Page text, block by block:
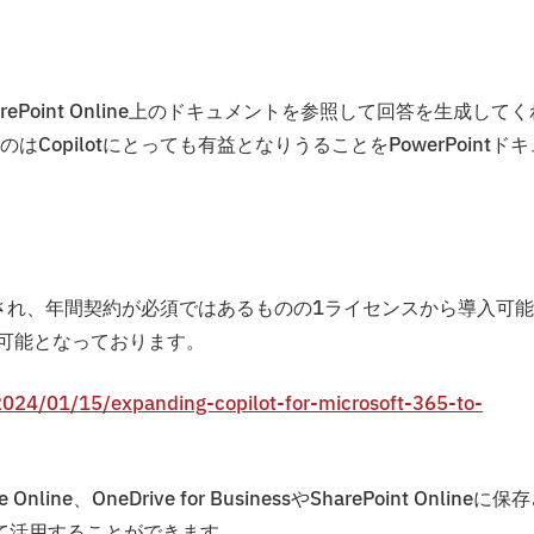
Online上のドキュメントを参照して回答を生成してく
はCopilotにとっても有益となりうることをPowerPointド
年間契約が必須ではあるものの1ライセンスから導入可
となっております。
01/15/expanding-copilot-for-microsoft-365-to-
、OneDrive for BusinessやSharePoint Onlineに保